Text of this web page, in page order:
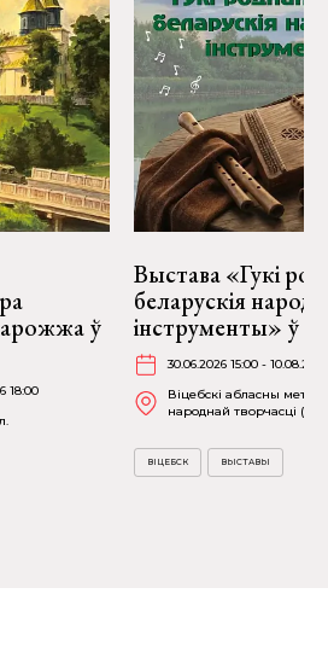
ў
18:00
Выстава «Гукі
беларускія
інструменты» ў
30.06.2026 15:00 -
Віцебскі абласны
народнай творчасці
ВІЦЕБСК ВЫСТАВЫ